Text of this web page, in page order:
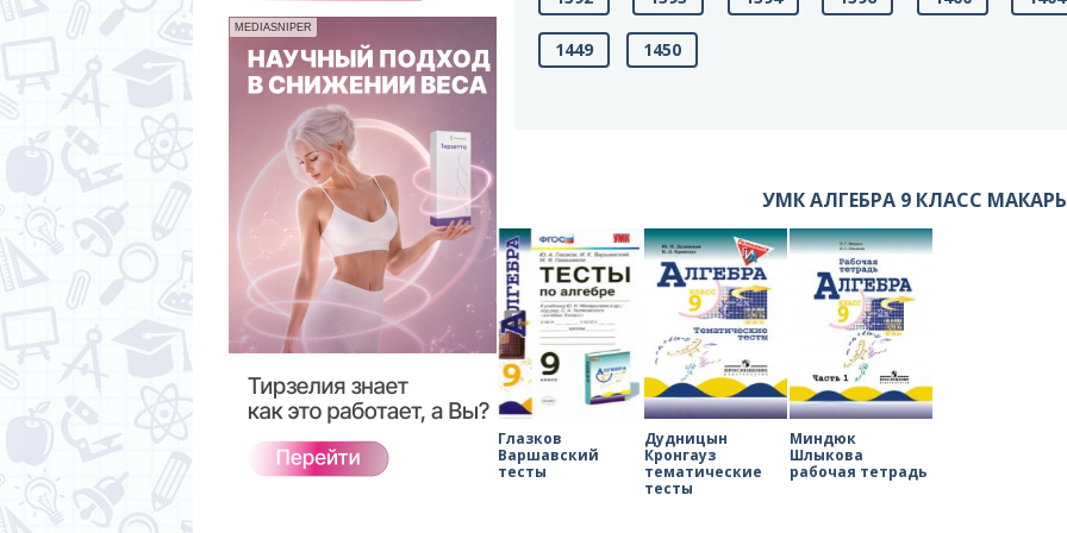
MEDIASNIPER
1449 1450
УМК АЛГЕБРА 9 КЛАСС
Глазков
Варшавский
тесты
Дудницын
Кронгауз
тематические
тесты
Миндюк
Шлыкова
рабочая тетрадь